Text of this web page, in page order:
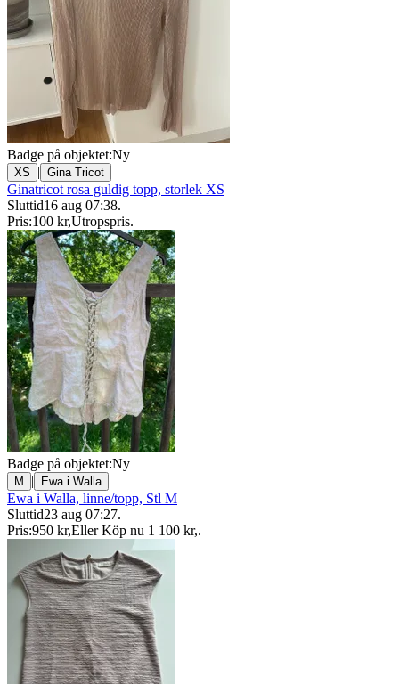
Badge på objektet:Ny
XS | Gina Tricot
Ginatricot rosa guldig topp, storlek XS
Sluttid16 aug 07:38.
Pris:100 kr,Utropspris.
Badge på objektet:Ny
M | Ewa i Walla
Ewa i Walla, linne/topp, Stl M
Sluttid23 aug 07:27.
Pris:950 kr,Eller Köp nu 1 100 kr,.